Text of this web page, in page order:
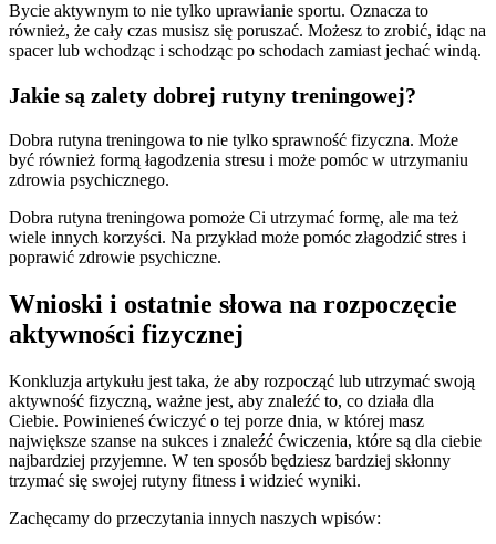
Bycie aktywnym to nie tylko uprawianie sportu. Oznacza to
również, że cały czas musisz się poruszać. Możesz to zrobić, idąc na
spacer lub wchodząc i schodząc po schodach zamiast jechać windą.
Jakie są zalety dobrej rutyny treningowej?
Dobra rutyna treningowa to nie tylko sprawność fizyczna. Może
być również formą łagodzenia stresu i może pomóc w utrzymaniu
zdrowia psychicznego.
Dobra rutyna treningowa pomoże Ci utrzymać formę, ale ma też
wiele innych korzyści. Na przykład może pomóc złagodzić stres i
poprawić zdrowie psychiczne.
Wnioski i ostatnie słowa na rozpoczęcie
aktywności fizycznej
Konkluzja artykułu jest taka, że aby rozpocząć lub utrzymać swoją
aktywność fizyczną, ważne jest, aby znaleźć to, co działa dla
Ciebie. Powinieneś ćwiczyć o tej porze dnia, w której masz
największe szanse na sukces i znaleźć ćwiczenia, które są dla ciebie
najbardziej przyjemne. W ten sposób będziesz bardziej skłonny
trzymać się swojej rutyny fitness i widzieć wyniki.
Zachęcamy do przeczytania innych naszych wpisów: